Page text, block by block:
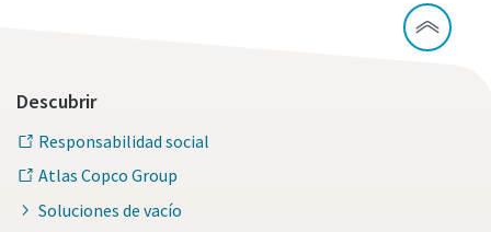
Descubrir
Responsabilidad social
Atlas Copco Group
Soluciones de vacío